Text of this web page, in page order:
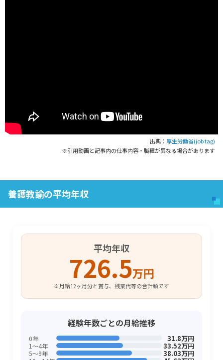
出典： 厚生労働省(job tag)
※引用動画と記事内の仕事内容・職種が異なる場合があります
養護教諭の平均年収
平均年収
726.5万円
※月給12ヶ月分と賞与、残業代等の合計額です
経験年数ごとの月給推移
0年 31.8万円
1〜4年 33.52万円
5〜9年 38.03万円